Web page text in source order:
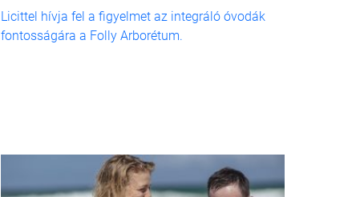
Licittel hívja fel a figyelmet az integráló óvodák
fontosságára a Folly Arborétum.